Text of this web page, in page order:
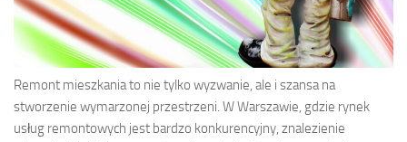
Remont mieszkania to nie tylko wyzwanie, ale i szansa na
stworzenie wymarzonej przestrzeni. W Warszawie, gdzie rynek
usług remontowych jest bardzo konkurencyjny, znalezienie